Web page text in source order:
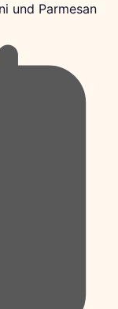
und Parmesan